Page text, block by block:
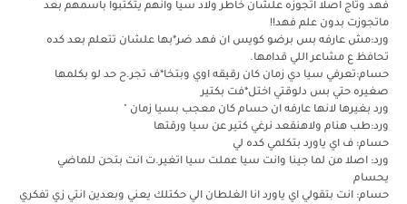
فهد وتاج اصلا اتجوزه علشان خاطر ولاد سيا وانهم يتكتبوا باسمهم بعد
ماتجوزت بدون علم فهد!!
ورد:مش عارفه بس برضو كويس ان فهد ضر*بها علشان تتعلم بعد كده
تحافظ ع مشاعر اللي قدامها.
حسام:تعرفي سيا دي زمان كان رقيقه اوي وبتخا*ف تجر.ح حد لو بكلمها
صغيره حتي بس دلوقتي اختل*فت بكتير
ورد بغيرها لانها عارفه ان حسام كان معجب بسيا زمان "
ورد:طب هنام ولاهنقعد نرغي كتير عن سيا ورقتها
حسام: ف اي ياورد بتكلمي كده لي
ورد: اصلا من لما جينا وانت سيا عملت سيا اتغير.ت انت بتحن للماضي
يحسام
حسام: انت بتقولي اي ياورد انا الغلطان الي حكتلك يعني وبعدين انتي زي تفكري